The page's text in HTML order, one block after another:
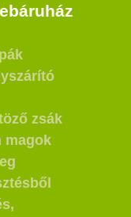
zsák
magok